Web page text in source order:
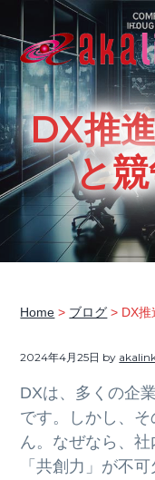
k
i
p
t
o
p
r
i
k
i
p
t
o
m
a
i
k
i
p
t
o
p
r
i
k
i
p
t
o
f
o
o
はじめてのAI、
IT
の
発
展
と
共
に
DX/AI
推
進
を
行
い、
化
け
る
業
へ
ご
と
ポ
ー
DX推
と
Home > ブログ > DX推
2024年4月25日 by
DXは、多くの企
です。しかし、
ん。なぜなら、
「共創力」が不